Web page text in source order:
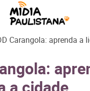
Carangola: aprenda a